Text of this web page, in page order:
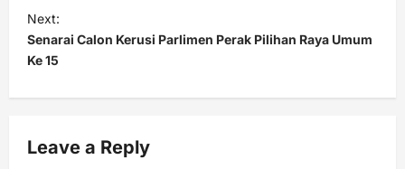
t
n
a
v
g
Next:
Senarai Calon Kerusi Parlimen Perak Pilihan Raya Umum
Ke 15
Leave a Reply